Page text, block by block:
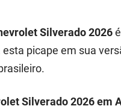
Silverado 2026é
picape em sua
Silverado 2026 em